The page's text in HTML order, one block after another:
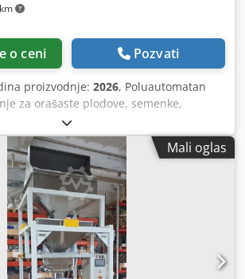
o ceni Pozvati
proizvodnje: 2026, Poluautomatan
za orašaste plodove, semenke,
đubriva, žitarice, kafu i druge
u unapred napravljena pakovanja
bottom, gusset i drugi) Specifikacije: •
od 50gr. do 2000gr. Djdsic Rmaopfx Am
termo-zaptivni uređaj sa podesivom
• Kapacitet veći od 10pack./min.
proizvoda i operatera) • Kontrola -
u boji, višejezični meni • Napon
50Hz, 1kW • CE – sertifikovan,
(EU)
Mali oglas